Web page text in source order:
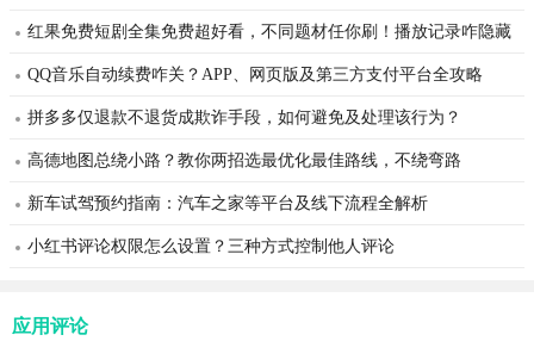
红果免费短剧全集免费超好看，不同题材任你刷！播放记录咋隐藏
QQ音乐自动续费咋关？APP、网页版及第三方支付平台全攻略
拼多多仅退款不退货成欺诈手段，如何避免及处理该行为？
高德地图总绕小路？教你两招选最优化最佳路线，不绕弯路
新车试驾预约指南：汽车之家等平台及线下流程全解析
小红书评论权限怎么设置？三种方式控制他人评论
应用评论